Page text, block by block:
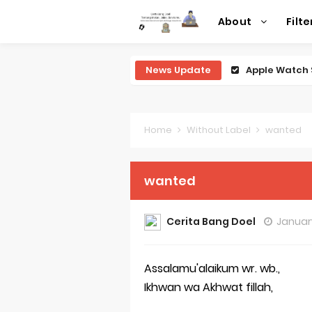
About
News Update
Apple Watch
Review
Sejarah
Home Without Label wanted
wanted
Cerita Bang Doel
Assalamu'alaikum wr. wb.,
Ikhwan wa Akhwat fillah,